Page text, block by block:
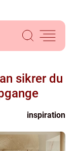
sikrer du
inspiration